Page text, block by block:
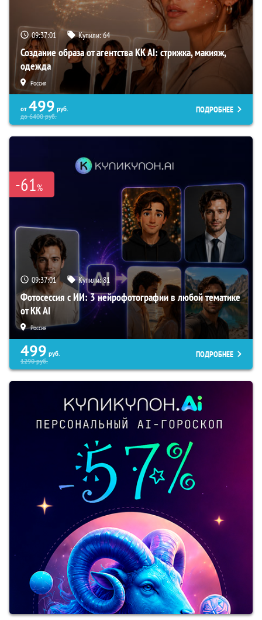
09:37:00 Купили:64
Создание образа от агентства KK AI: стрижка, макияж,
одежда
Россия
от 499 руб.
до6400руб.
ПОДРОБНЕЕ
-61%
09:37:00 Купили:81
Фотосессия с ИИ: 3 нейрофотографии в любой тематике
от KK AI
Россия
499 руб.
1290руб.
ПОДРОБНЕЕ